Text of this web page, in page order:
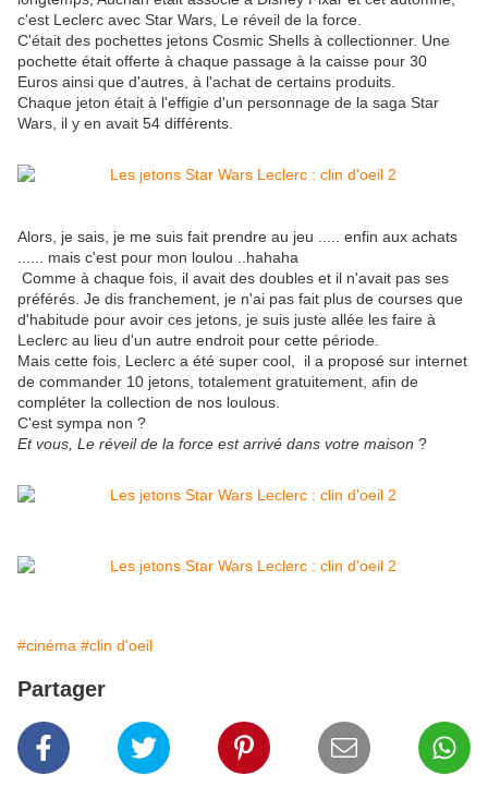
c'est Leclerc avec Star Wars, Le réveil de la force.
C'était des pochettes jetons Cosmic Shells à collectionner. Une
pochette était offerte à chaque passage à la caisse pour 30
Euros ainsi que d'autres, à l'achat de certains produits.
Chaque jeton était à l'effigie d'un personnage de la saga Star
Wars, il y en avait 54 différents.
Alors, je sais, je me suis fait prendre au jeu ..... enfin aux achats
...... mais c'est pour mon loulou ..hahaha
Comme à chaque fois, il avait des doubles et il n'avait pas ses
préférés. Je dis franchement, je n'ai pas fait plus de courses que
d'habitude pour avoir ces jetons, je suis juste allée les faire à
Leclerc au lieu d'un autre endroit pour cette période.
Mais cette fois, Leclerc a été super cool, il a proposé sur internet
de commander 10 jetons, totalement gratuitement, afin de
compléter la collection de nos loulous.
C'est sympa non ?
Et vous, Le réveil de la force est arrivé dans votre maison ?
#cinéma #clin d'oeil
Partager